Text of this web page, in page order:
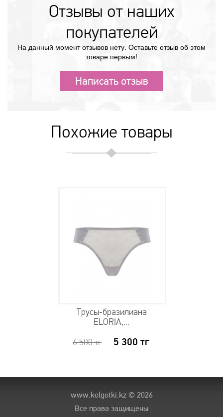
Отзывы от наших
покупателей
На данный момент отзывов нету. Оставьте отзыв об этом
товаре первым!
Написать отзыв
Похожие товары
Трусы-бразилиана
ELORIA,...
6 500тг 5 300 тг
www.kolgotki.kz© 2026
Все права защищены